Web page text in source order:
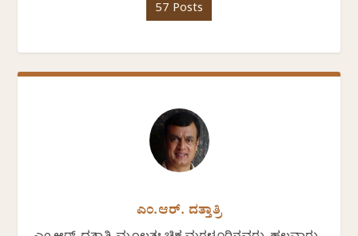
57 Posts
ಎಂ.ಆರ್. ದತ್ತಾತ್ರಿ